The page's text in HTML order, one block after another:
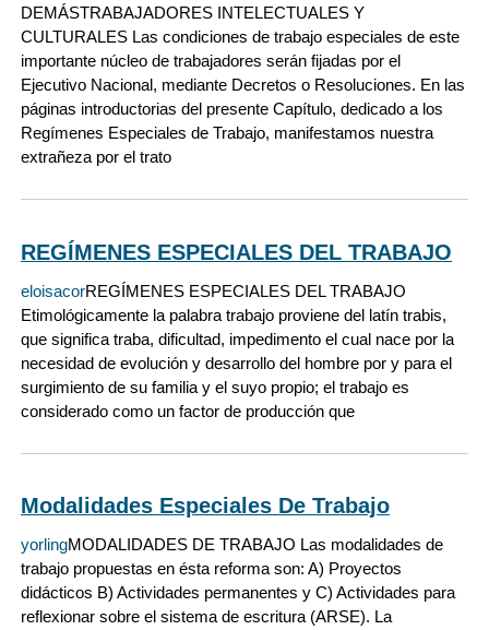
DEMÁSTRABAJADORES INTELECTUALES Y
CULTURALES Las condiciones de trabajo especiales de este
importante núcleo de trabajadores serán fijadas por el
Ejecutivo Nacional, mediante Decretos o Resoluciones. En las
páginas introductorias del presente Capítulo, dedicado a los
Regímenes Especiales de Trabajo, manifestamos nuestra
extrañeza por el trato
REGÍMENES ESPECIALES DEL TRABAJO
eloisacorREGÍMENES ESPECIALES DEL TRABAJO
Etimológicamente la palabra trabajo proviene del latín trabis,
que significa traba, dificultad, impedimento el cual nace por la
necesidad de evolución y desarrollo del hombre por y para el
surgimiento de su familia y el suyo propio; el trabajo es
considerado como un factor de producción que
Modalidades Especiales De Trabajo
yorlingMODALIDADES DE TRABAJO Las modalidades de
trabajo propuestas en ésta reforma son: A) Proyectos
didácticos B) Actividades permanentes y C) Actividades para
reflexionar sobre el sistema de escritura (ARSE). La